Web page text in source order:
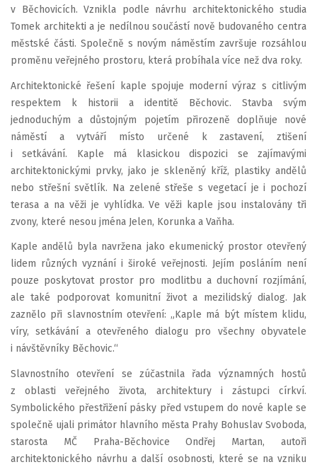
v Běchovicích. Vznikla podle návrhu architektonického studia
Tomek architekti a je nedílnou součástí nově budovaného centra
městské části. Společně s novým náměstím završuje rozsáhlou
proměnu veřejného prostoru, která probíhala více než dva roky.
Architektonické řešení kaple spojuje moderní výraz s citlivým
respektem k historii a identitě Běchovic. Stavba svým
jednoduchým a důstojným pojetím přirozeně doplňuje nové
náměstí a vytváří místo určené k zastavení, ztišení
i setkávání. Kaple má klasickou dispozici se zajímavými
architektonickými prvky, jako je skleněný kříž, plastiky andělů
nebo střešní světlík. Na zelené střeše s vegetací je i pochozí
terasa a na věži je vyhlídka. Ve věži kaple jsou instalovány tři
zvony, které nesou jména Jelen, Korunka a Vaňha.
Kaple andělů byla navržena jako ekumenický prostor otevřený
lidem různých vyznání i široké veřejnosti. Jejím posláním není
pouze poskytovat prostor pro modlitbu a duchovní rozjímání,
ale také podporovat komunitní život a mezilidský dialog. Jak
zaznělo při slavnostním otevření: „Kaple má být místem klidu,
víry, setkávání a otevřeného dialogu pro všechny obyvatele
i návštěvníky Běchovic.“
Slavnostního otevření se zúčastnila řada významných hostů
z oblasti veřejného života, architektury i zástupci církví.
Symbolického přestřižení pásky před vstupem do nové kaple se
společně ujali primátor hlavního města Prahy Bohuslav Svoboda,
starosta MČ Praha-Běchovice Ondřej Martan, autoři
architektonického návrhu a další osobnosti, které se na vzniku